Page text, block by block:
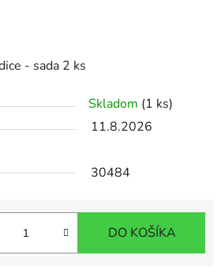
- sada 2 ks
Skladom (1 ks)
11.8.2026
30484
DO KOŠÍKA